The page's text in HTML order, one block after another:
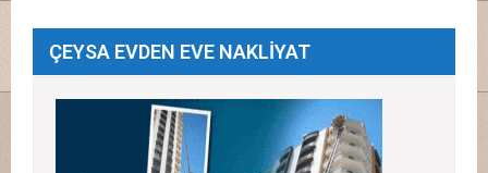
ÇEYSA EVDEN EVE NAKLİYAT